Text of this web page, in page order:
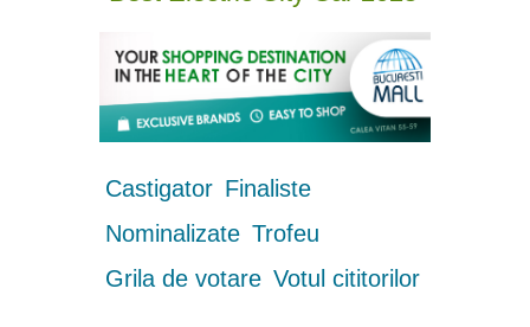
Castigator Finaliste
Nominalizate Trofeu
Grila de votare Votul cititorilor